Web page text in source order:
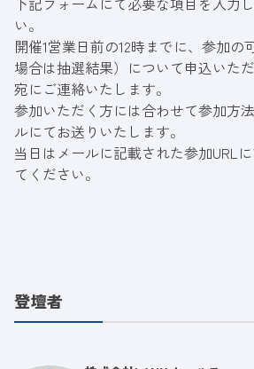
い。
開催1営業日前の12時までに、参加の
場合は抽選結果）について申込いた
宛にご連絡いたします。
参加いただく方には合わせて参加方
ルにてお送りいたします。
当日はメールに記載された参加URL
てください。
登壇者